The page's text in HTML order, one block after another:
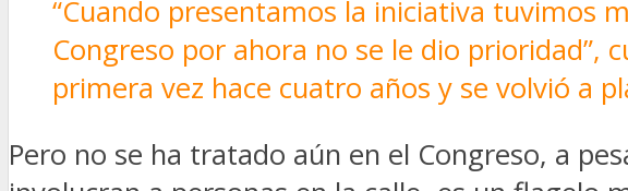
“Cuando presentamos la iniciativa tuvimos
Congreso por ahora no se le dio prioridad”,
primera vez hace cuatro años y se volvió a
Pero no se ha tratado aún en el Congreso, a